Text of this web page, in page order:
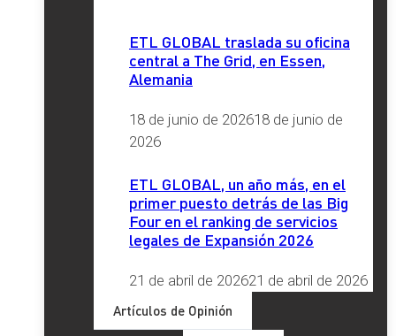
ETL GLOBAL traslada su oficina
central a The Grid, en Essen,
Alemania
18 de junio de 202618 de junio de
2026
ETL GLOBAL, un año más, en el
primer puesto detrás de las Big
Four en el ranking de servicios
legales de Expansión 2026
21 de abril de 202621 de abril de 2026
Artículos de Opinión